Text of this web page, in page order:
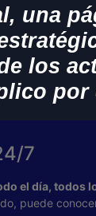
una
los
por
7
el día, todos
puede